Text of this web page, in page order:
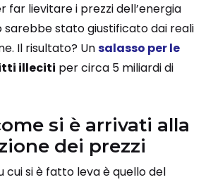
far lievitare i prezzi dell’energia
stato giustificato dai reali
Il risultato? Unsalasso per le
illeciti per circa 5 miliardi di
si è arrivati alla
dei prezzi
cui si è fatto leva è quello del